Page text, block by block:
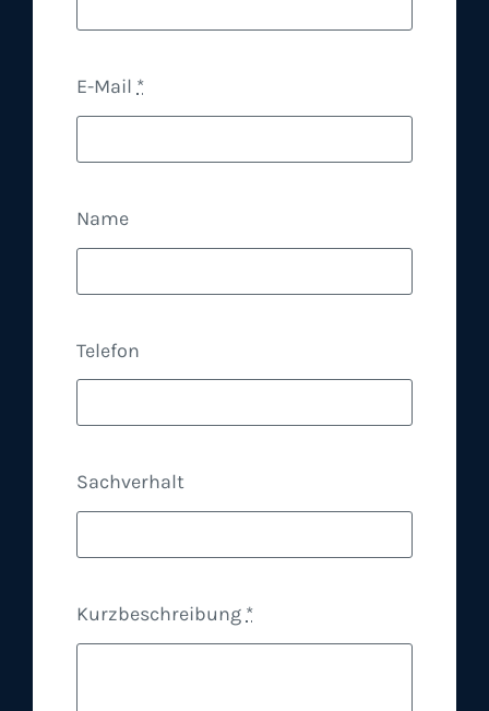
E-Mail *
Name
Telefon
Sachverhalt
Kurzbeschreibung *